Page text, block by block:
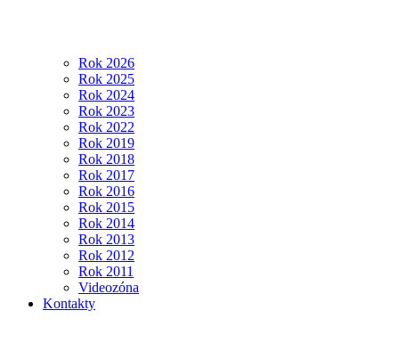
Rok 2026
Rok 2025
Rok 2024
Rok 2023
Rok 2022
Rok 2019
Rok 2018
Rok 2017
Rok 2016
Rok 2015
Rok 2014
Rok 2013
Rok 2012
Rok 2011
Videozóna
Kontakty